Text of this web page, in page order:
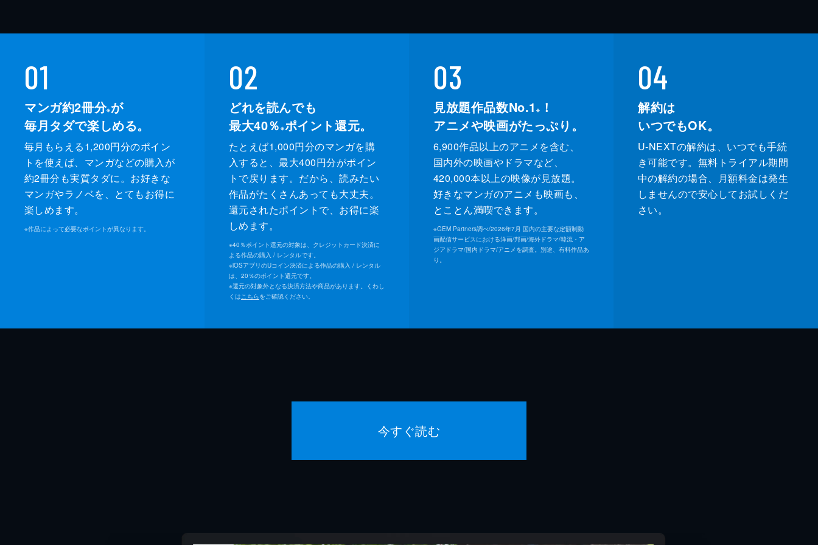
01
マンガ約2冊分※が
毎月タダで楽しめる。
毎月もらえる1,200円分のポイン
トを使えば、マンガなどの購入が
約2冊分も実質タダに。お好きな
マンガやラノベを、とてもお得に
楽しめます。
※作品によって必要なポイントが異なります。
02
どれを読んでも
最大40％ ※ポイント還元。
たとえば1,000円分のマンガを購
入すると、最大400円分がポイン
トで戻ります。だから、読みたい
作品がたくさんあっても大丈夫。
還元されたポイントで、お得に楽
しめます。
※40％ポイント還元の対象は、クレジットカード決済に
よる作品の購入 / レンタルです。
※iOSアプリのUコイン決済による作品の購入 / レンタル
は、20％のポイント還元です。
※還元の対象外となる決済方法や商品があります。くわし
くはこちらをご確認ください。
03
見放題作品数No.1 ※
！
アニメや映画がたっぷり。
6,900作品以上のアニメを含む、
国内外の映画やドラマなど、
420,000本以上の映像が見放題。
好きなマンガのアニメも映画も、
とことん満喫できます。
※GEM Partners調べ/2026年7⽉ 国内の主要な定額制動
画配信サービスにおける洋画/邦画/海外ドラマ/韓流・ア
ジアドラマ/国内ドラマ/アニメを調査。別途、有料作品あ
り。
04
解約は
いつでもOK。
U-NEXTの解約は、いつでも手続
き可能です。無料トライアル期間
中の解約の場合、月額料金は発生
しませんので安心してお試しくだ
さい。
今すぐ読む